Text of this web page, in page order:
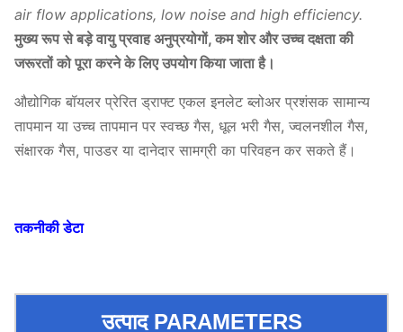
air flow applications, low noise and high efficiency.
मुख्य रूप से बड़े वायु प्रवाह अनुप्रयोगों, कम शोर और उच्च दक्षता की
जरूरतों को पूरा करने के लिए उपयोग किया जाता है।
औद्योगिक बॉयलर प्रेरित ड्राफ्ट एकल इनलेट ब्लोअर प्रशंसक सामान्य
तापमान या उच्च तापमान पर स्वच्छ गैस, धूल भरी गैस, ज्वलनशील गैस,
संक्षारक गैस, पाउडर या दानेदार सामग्री का परिवहन कर सकते हैं।
तकनीकी डेटा
उत्पाद PARAMETERS